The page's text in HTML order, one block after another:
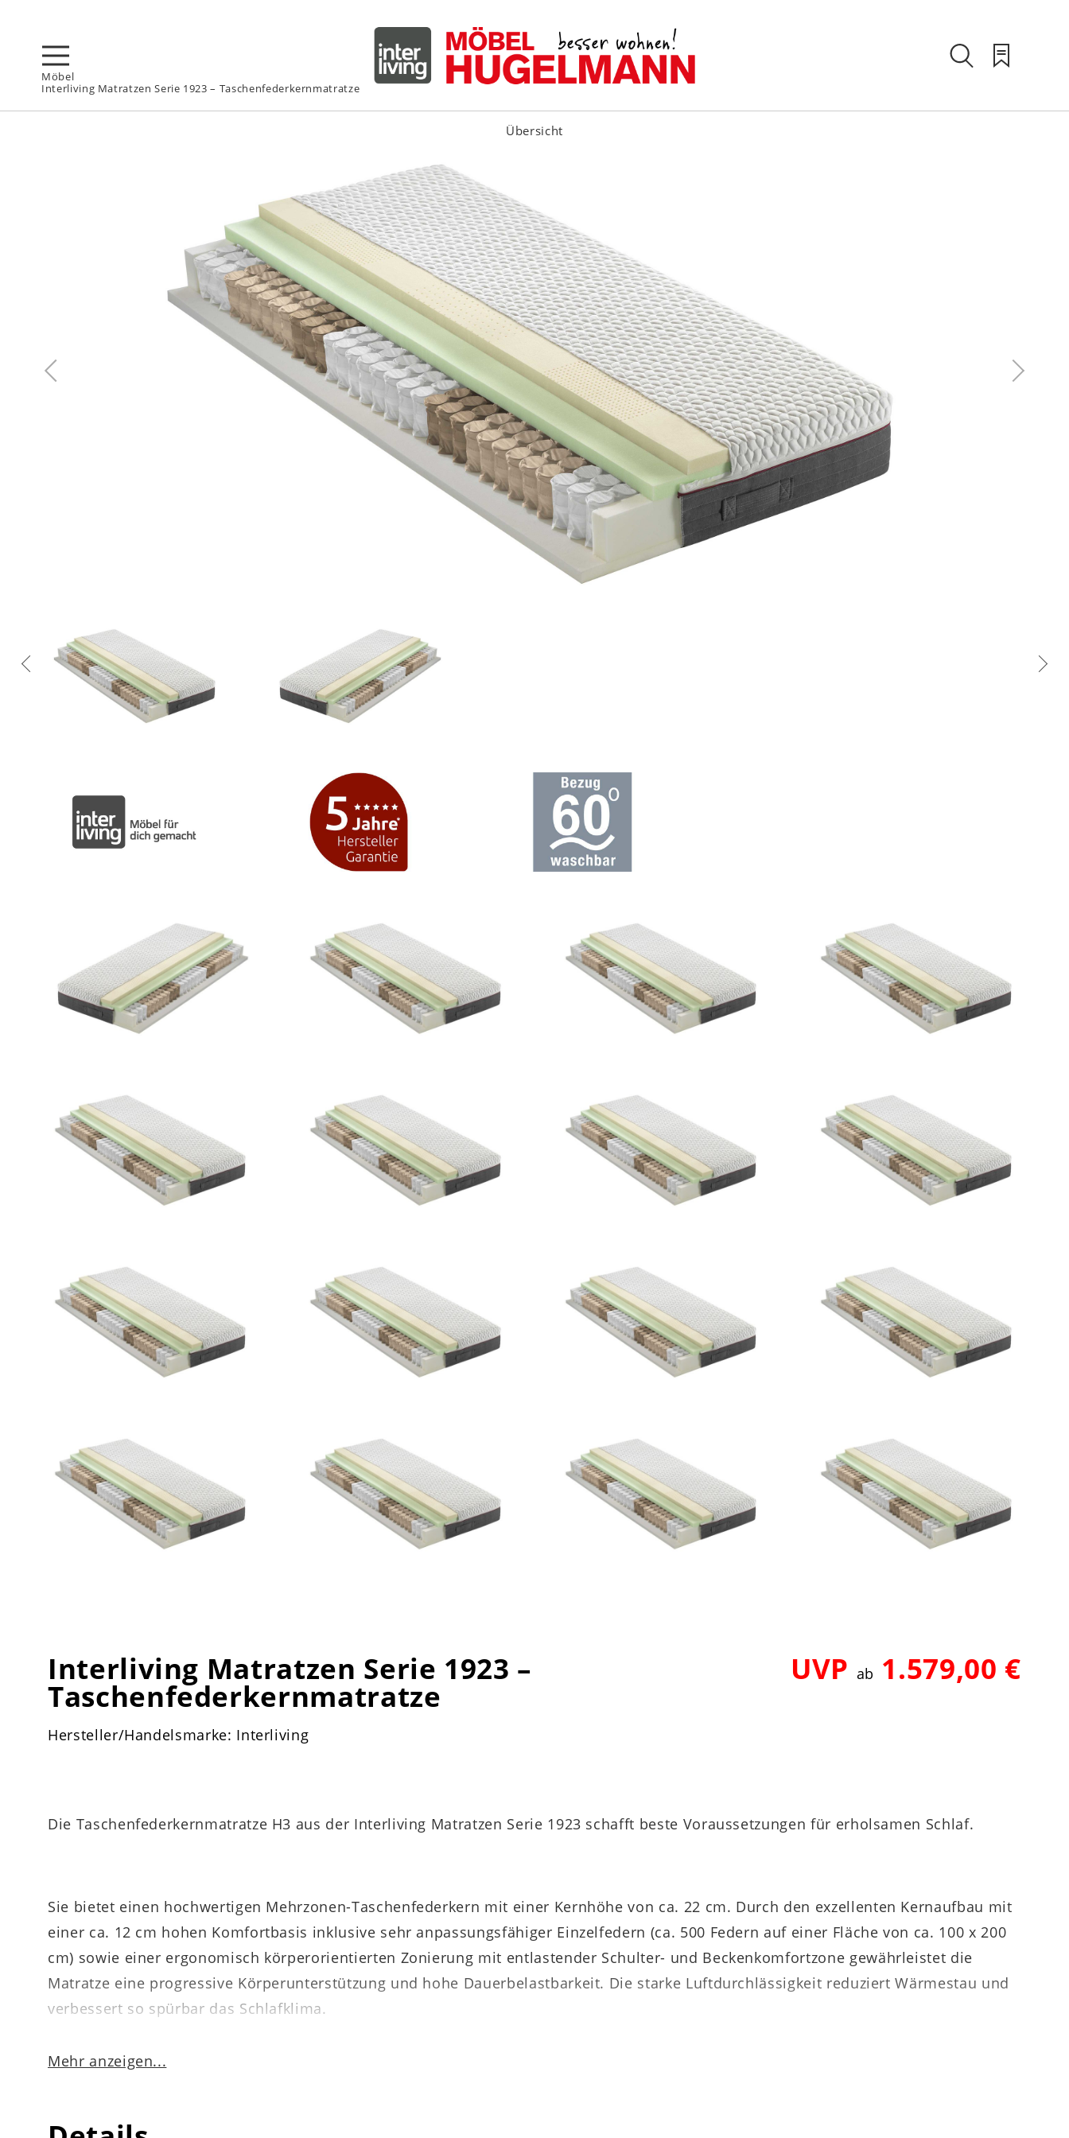
Möbel
Interliving Matratzen Serie 1923 – Taschenfederkernmatratze
Übersicht
Interliving Matratzen Serie 1923 –
Taschenfederkernmatratze
UVP ab 1.579,00 €
Hersteller/Handelsmarke: Interliving
Die Taschenfederkernmatratze H3 aus der Interliving Matratzen Serie 1923 schafft beste Voraussetzungen für erholsamen Schlaf.
Sie bietet einen hochwertigen Mehrzonen-Taschenfederkern mit einer Kernhöhe von ca. 22 cm. Durch den exzellenten Kernaufbau mit
einer ca. 12 cm hohen Komfortbasis inklusive sehr anpassungsfähiger Einzelfedern (ca. 500 Federn auf einer Fläche von ca. 100 x 200
cm) sowie einer ergonomisch körperorientierten Zonierung mit entlastender Schulter- und Beckenkomfortzone gewährleistet die
Matratze eine progressive Körperunterstützung und hohe Dauerbelastbarkeit. Die starke Luftdurchlässigkeit reduziert Wärmestau und
verbessert so spürbar das Schlafklima.
Mehr anzeigen...